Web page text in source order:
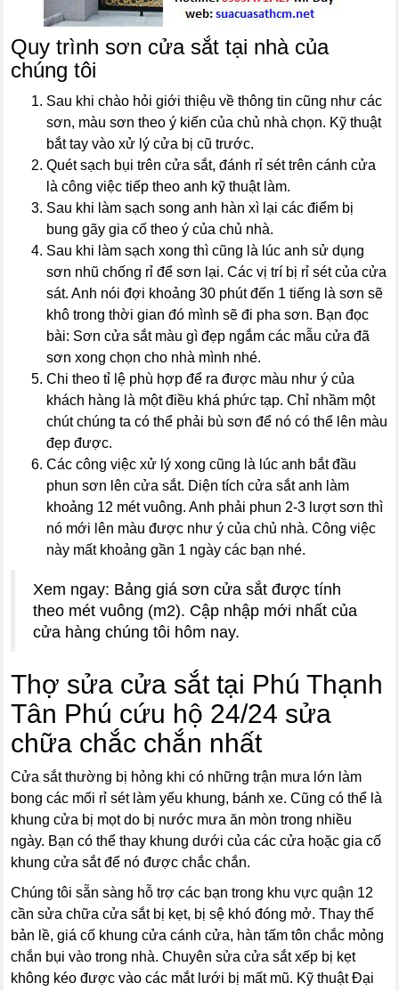
Quy trình sơn cửa sắt tại nhà của
chúng tôi
Sau khi chào hỏi giới thiệu về thông tin cũng như các
sơn, màu sơn theo ý kiến của chủ nhà chọn. Kỹ thuật
bắt tay vào xử lý cửa bị cũ trước.
Quét sạch bụi trên cửa sắt, đánh rỉ sét trên cánh cửa
là công việc tiếp theo anh kỹ thuật làm.
Sau khi làm sạch song anh hàn xì lại các điểm bị
bung gãy gia cố theo ý của chủ nhà.
Sau khi làm sạch xong thì cũng là lúc anh sử dụng
sơn nhũ chống rỉ để sơn lại. Các vị trí bị rỉ sét của cửa
sát. Anh nói đợi khoảng 30 phút đến 1 tiếng là sơn sẽ
khô trong thời gian đó mình sẽ đi pha sơn. Bạn đọc
bài: Sơn cửa sắt màu gì đẹp ngắm các mẫu cửa đã
sơn xong chọn cho nhà mình nhé.
Chi theo tỉ lệ phù hợp để ra được màu như ý của
khách hàng là một điều khá phức tạp. Chỉ nhầm một
chút chúng ta có thể phải bù sơn để nó có thể lên màu
đẹp được.
Các công việc xử lý xong cũng là lúc anh bắt đầu
phun sơn lên cửa sắt. Diện tích cửa sắt anh làm
khoảng 12 mét vuông. Anh phải phun 2-3 lượt sơn thì
nó mới lên màu được như ý của chủ nhà. Công việc
này mất khoảng gần 1 ngày các bạn nhé.
Xem ngay: Bảng giá sơn cửa sắt được tính
theo mét vuông (m2). Cập nhập mới nhất của
cửa hàng chúng tôi hôm nay.
Thợ sửa cửa sắt tại Phú Thạnh
Tân Phú cứu hộ 24/24 sửa
chữa chắc chắn nhất
Cửa sắt thường bị hỏng khi có những trận mưa lớn làm
bong các mối rỉ sét làm yếu khung, bánh xe. Cũng có thể là
khung cửa bị mọt do bị nước mưa ăn mòn trong nhiều
ngày. Bạn có thể thay khung dưới của các cửa hoặc gia cố
khung cửa sắt để nó được chắc chắn.
Chúng tôi sẵn sàng hỗ trợ các bạn trong khu vực quận 12
cần sửa chữa cửa sắt bị kẹt, bị sệ khó đóng mở. Thay thế
bản lề, giá cố khung cửa cánh cửa, hàn tấm tôn chắc mỏng
chắn bụi vào trong nhà. Chuyên sửa cửa sắt xếp bị kẹt
không kéo được vào các mắt lưới bị mất mũ. Kỹ thuật Đại